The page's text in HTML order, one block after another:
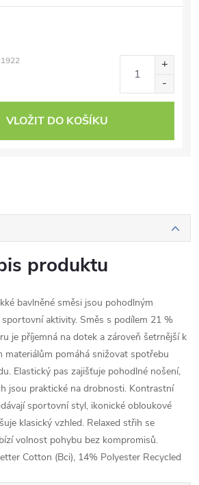
VLOŽIT DO KOŠÍKU
produktu
bavlněné směsi jsou pohodlným
aktivity. Směs s podílem 21 %
je příjemná na dotek a zároveň šetrnější k
materiálům pomáhá snižovat spotřebu
Elastický pas zajišťuje pohodlné nošení,
jsou praktické na drobnosti. Kontrastní
sportovní styl, ikonické obloukové
klasický vzhled. Relaxed střih se
volnost pohybu bez kompromisů.
Cotton (Bci), 14% Polyester Recycled